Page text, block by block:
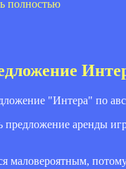
полностью
"Интера" по
предложение аренды
маловероятным,